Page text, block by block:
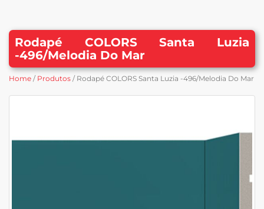
Rodapé COLORS Santa Luzia
-496/Melodia Do Mar
Home / Produtos / Rodapé COLORS Santa Luzia -496/Melodia Do Mar